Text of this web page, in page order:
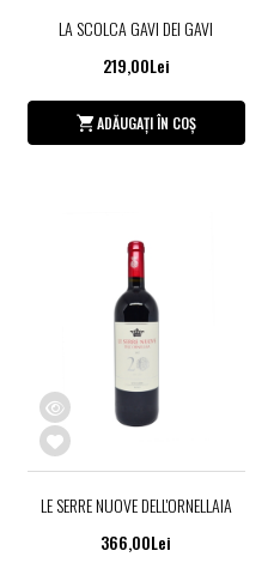
LA SCOLCA GAVI DEI GAVI
219,00Lei
ADĂUGAȚI ÎN COȘ
LE SERRE NUOVE DELL'ORNELLAIA
366,00Lei